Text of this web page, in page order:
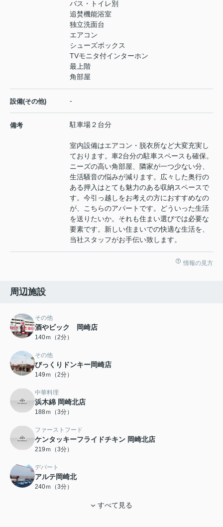
バス・トイレ別
追焚機能浴室
独立洗面台
エアコン
シューズボックス
TVモニタ付インターホン
最上階
角部屋
設備(その他) -
備考 駐車場２台分
室内設備はエアコン・脱衣所など大変充実し
ております。車2台分の駐車スペースも確保。
ニーズの高い角部屋、隣家が一つ少ない分、
生活騒音の悩みが減ります。広々した奥行の
ある押入はとても魅力のある収納スペースで
す。今引っ越しをお考えの方におすすめなの
が、こちらのアパートです。どういった生活
を送りたいか。それも住まい選びでは必要な
要素です。新しい住まいでの快適な生活を、
当社スタッフがお手伝い致します。
情報の見方
周辺施設
その他
酒やビック 岡崎店
140ｍ（2分）
その他
びっくりドンキー岡崎店
149ｍ（2分）
中華料理
浜木綿 岡崎北店
188ｍ（3分）
ファーストフード
ケンタッキーフライドチキン 岡崎北店
219ｍ（3分）
デパート
アルテ岡崎北
240ｍ（3分）
すべて見る